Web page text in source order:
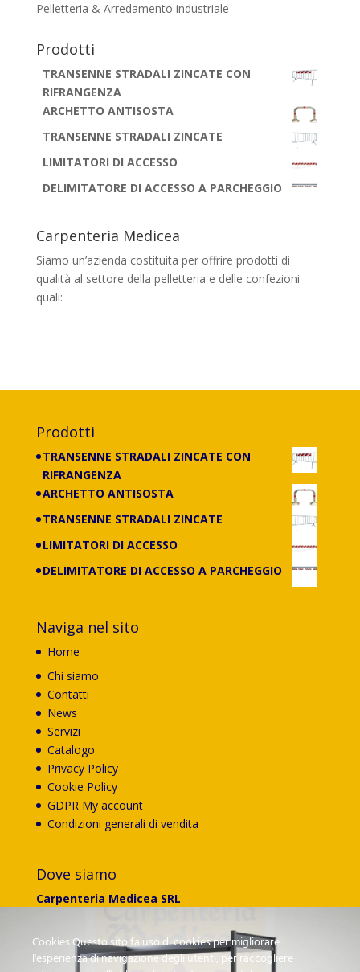
Pelletteria & Arredamento industriale
Prodotti
TRANSENNE STRADALI ZINCATE CON
RIFRANGENZA
ARCHETTO ANTISOSTA
TRANSENNE STRADALI ZINCATE
LIMITATORI DI ACCESSO
DELIMITATORE DI ACCESSO A PARCHEGGIO
Carpenteria Medicea
Siamo un’azienda costituita per offrire prodotti di
qualità al settore della pelletteria e delle confezioni
quali:
Prodotti
TRANSENNE STRADALI ZINCATE CON
RIFRANGENZA
ARCHETTO ANTISOSTA
TRANSENNE STRADALI ZINCATE
LIMITATORI DI ACCESSO
DELIMITATORE DI ACCESSO A PARCHEGGIO
Naviga nel sito
Home
Chi siamo
Contatti
News
Servizi
Catalogo
Privacy Policy
Cookie Policy
GDPR My account
Condizioni generali di vendita
Dove siamo
Carpenteria Medicea SRL
50041 Calenzano (FI)
Cookies Questo sito fa uso di cookies per migliorare
l'esperienza di navigazione degli utenti, per raccogliere